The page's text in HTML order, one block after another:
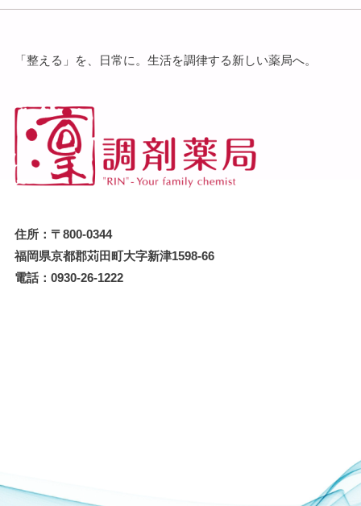
「整える」を、⽇常に。⽣活を調律する新しい薬局へ。
住所：〒800-0344
福岡県京都郡苅田町大字新津1598-66
電話：0930-26-1222